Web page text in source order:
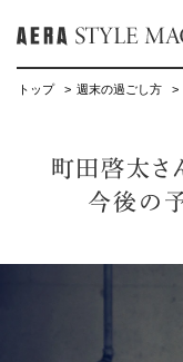
トップ 週末の過ごし方
町田啓太さ
今後の